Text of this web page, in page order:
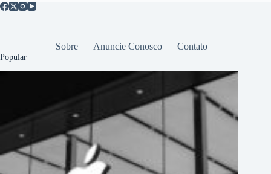
Sobre Anuncie Conosco Contato
Popular